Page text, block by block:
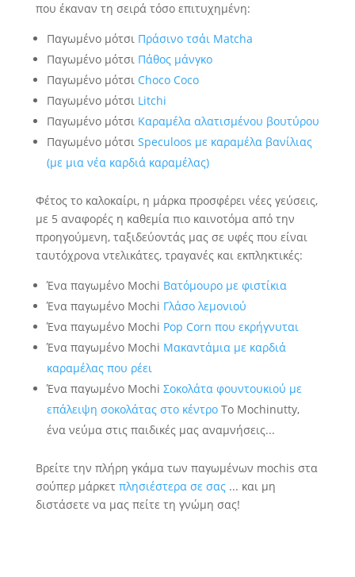
που έκαναν τη σειρά τόσο επιτυχημένη:
Παγωμένο μότσι Πράσινο τσάι Matcha
Παγωμένο μότσι Πάθος μάνγκο
Παγωμένο μότσι Choco Coco
Παγωμένο μότσι Litchi
Παγωμένο μότσι Καραμέλα αλατισμένου βουτύρου
Παγωμένο μότσι Speculoos με καραμέλα βανίλιας
(με μια νέα καρδιά καραμέλας)
Φέτος το καλοκαίρι, η μάρκα προσφέρει νέες γεύσεις,
με 5 αναφορές η καθεμία πιο καινοτόμα από την
προηγούμενη, ταξιδεύοντάς μας σε υφές που είναι
ταυτόχρονα ντελικάτες, τραγανές και εκπληκτικές:
Ένα παγωμένο Mochi Βατόμουρο με φιστίκια
Ένα παγωμένο Mochi Γλάσο λεμονιού
Ένα παγωμένο Mochi Pop Corn που εκρήγνυται
Ένα παγωμένο Mochi Μακαντάμια με καρδιά
καραμέλας που ρέει
Ένα παγωμένο Mochi Σοκολάτα φουντουκιού με
επάλειψη σοκολάτας στο κέντροΤο Mochinutty,
ένα νεύμα στις παιδικές μας αναμνήσεις...
Βρείτε την πλήρη γκάμα των παγωμένων mochis στα
σούπερ μάρκετ πλησιέστερα σε σας... και μη
διστάσετε να μας πείτε τη γνώμη σας!